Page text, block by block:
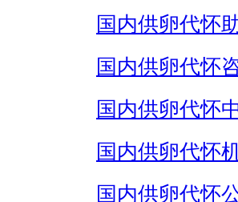
国内供卵代怀
国内供卵代怀
国内供卵代怀
国内供卵代怀
国内供卵代怀